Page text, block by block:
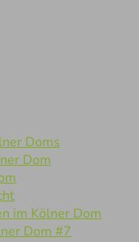
Doms
Dom
im Kölner Dom
Dom #7